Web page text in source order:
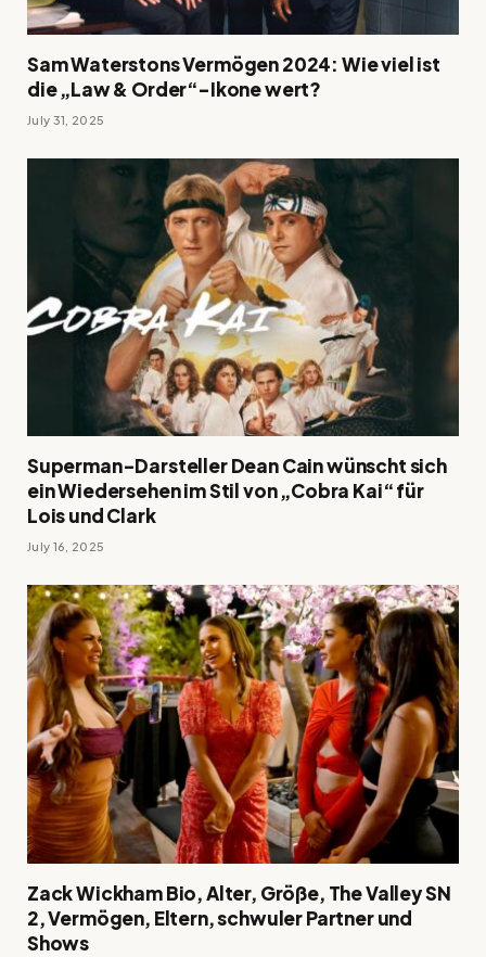
Sam Waterstons Vermögen 2024: Wie viel ist
die „Law & Order“-Ikone wert?
July 31, 2025
Superman-Darsteller Dean Cain wünscht sich
ein Wiedersehen im Stil von „Cobra Kai“ für
Lois und Clark
July 16, 2025
Zack Wickham Bio, Alter, Größe, The Valley SN
2, Vermögen, Eltern, schwuler Partner und
Shows